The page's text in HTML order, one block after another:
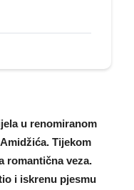
u renomiranom
Tijekom
romantična veza.
i iskrenu pjesmu